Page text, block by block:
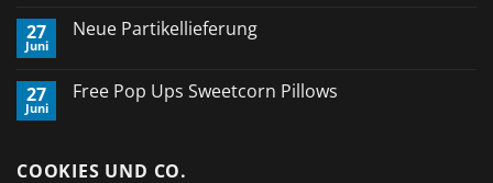
Simon
T.
Karpfenpellets
27
Juni
Neue Partikellieferung
Neue
27
Juni
Free Pop Ups Sweetcorn Pillows
Pop
COOKIES UND CO.